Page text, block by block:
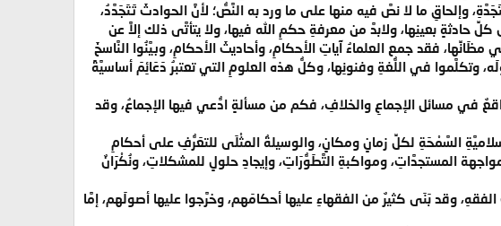
وإلحاقِ ما لا نصَّ فيه منها على ما ورد به النَّصُّ؛ لأنَّ الحوادثَ تَتَجَدَّدُ،
بعينِها، ولابدَّ من معرفةِ حكمِ الله فيها، ولا يتأتَّى ذلك إلاَّ عن
فقد جمع العلماءُ آياتِ الأحكامِ، وأحاديثَ الأحكامِ، وبيَّنُوا النَّاسخَ
وتكلَّموا في اللُّغةِ وفنونِها، وكلُّ هذه العلومِ التي تعتبرُ دَعَائِمَ أساسيَّةً
في مسائل الإجماعِ والخلافِ، فكم من مسألةٍ ادُّعي فيها الإجماعُ، وقد
السَّمْحَةِ لكلِّ زمانٍ ومكانٍ، والوسيلةُ المثْلَى للتعَرُّفِ على أحكامِ
المستجدَّاتِ، ومواكبةِ التَّطَوُّرَاتِ، وإيجادِ حلولٍ للمشكلاتِ، ونُكْرَانٌ
وقد بَنَى كثيرٌ من الفقهاءِ عليها أحكامَهم، وخرَّجوا عليها أصولَهم، إمَّا